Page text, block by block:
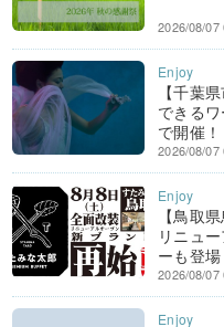
2026/08/07
【千葉
できる
で開催！
2026/08/07
【鳥取
リニュ
ーも登場
2026/08/07